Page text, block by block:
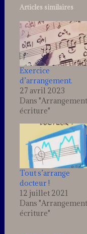
Articles similaires
Exercice
d’arrangement.
27 avril 2023
Dans
écriture"
Tout s’arrange
docteur !
12 juillet 2021
Dans
écriture"